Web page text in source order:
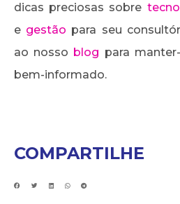
dicas preciosas sobre
e gestão para seu
ao nosso blog para
bem-informado.
COMPARTILHE